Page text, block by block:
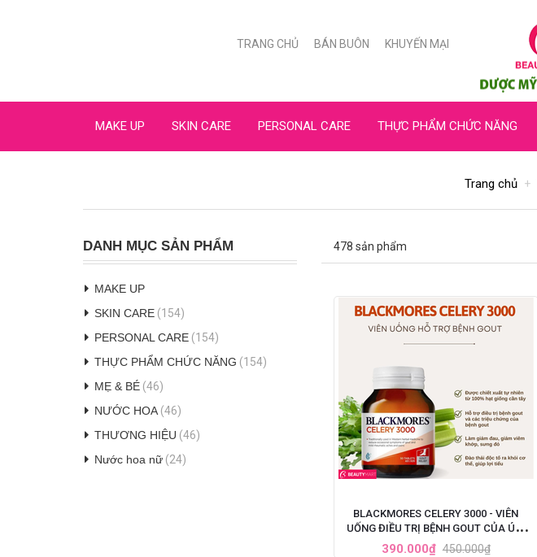
TRANG CHỦ BÁN BUÔN KHUYẾN MẠI
MAKE UP SKIN CARE PERSONAL CARE THỰC PHẨM CHỨC NĂNG
Trang chủ
DANH MỤC SẢN PHẨM
MAKE UP
SKIN CARE (154)
PERSONAL CARE (154)
THỰC PHẨM CHỨC NĂNG (154)
MẸ & BÉ (46)
NƯỚC HOA (46)
THƯƠNG HIỆU (46)
Nước hoa nữ (24)
478 sản phẩm
BLACKMORES CELERY 3000 - VIÊN
UỐNG ĐIỀU TRỊ BỆNH GOUT CỦA ÚC,
HỘP 50 VIÊN
390.000₫ 450.000₫